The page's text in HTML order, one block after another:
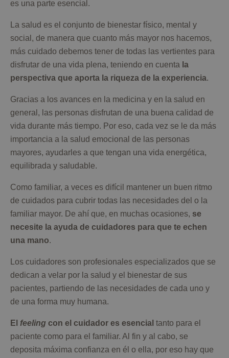
es una parte esencial.
La salud es el conjunto de bienestar físico, mental y
social, de manera que cuanto más mayor nos hacemos,
más cuidado debemos tener de todas las vertientes para
disfrutar de una vida plena, teniendo en cuenta la
perspectiva que aporta la riqueza de la experiencia.
Gracias a los avances en la medicina y en la salud en
general, las personas disfrutan de una buena calidad de
vida durante más tiempo. Por eso, cada vez se le da más
importancia a la salud emocional de las personas
mayores, ayudarles a que tengan una vida energética,
equilibrada y saludable.
Como familiar, a veces es difícil mantener un buen ritmo
de cuidados para cubrir todas las necesidades del o la
familiar mayor. De ahí que, en muchas ocasiones, se
necesite la ayuda de cuidadores para que te echen
una mano.
Los cuidadores son profesionales especializados que se
dedican a velar por la salud y el bienestar de sus
pacientes, partiendo de las necesidades de cada uno y
de una forma muy humana.
El feeling con el cuidador es esencial tanto para el
paciente como para el familiar. Al fin y al cabo, se
deposita máxima confianza en él o ella, por eso hay que